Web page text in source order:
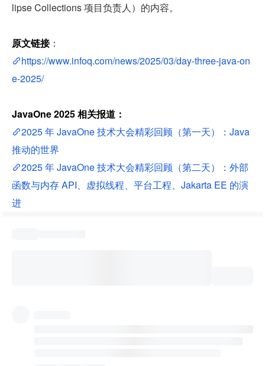
lipse Collections 项目负责人）的内容。
原文链接：
https://www.infoq.com/news/2025/03/day-three-java-on
e-2025/
JavaOne 2025 相关报道：
2025 年 JavaOne 技术大会精彩回顾（第一天）：Java
推动的世界
2025 年 JavaOne 技术大会精彩回顾（第二天）：外部
函数与内存 API、虚拟线程、平台工程、Jakarta EE 的演
进